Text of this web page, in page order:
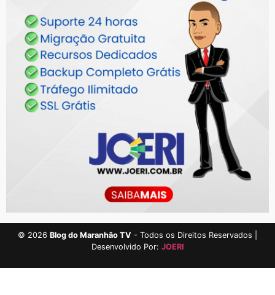
© 2026 Blog do Maranhão TV - Todos os Direitos Reservados |
Desenvolvido Por: JOERI